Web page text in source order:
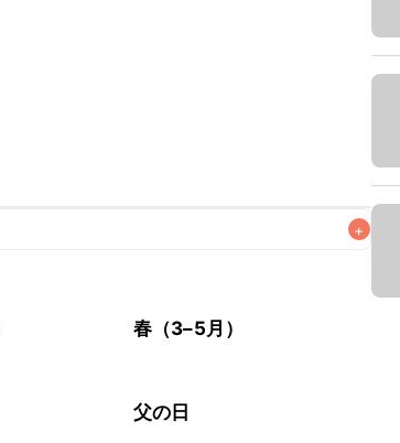
+
にお召し上がりください。
春（3–5月）
父の日